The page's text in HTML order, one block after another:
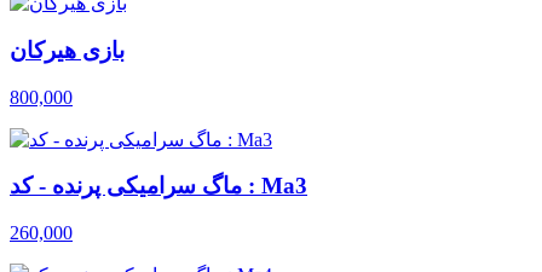
بازی هیرکان
800,000
ماگ سرامیکی پرنده - کد : Ma3
260,000